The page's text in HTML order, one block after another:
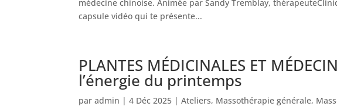
médecine chinoise. Animée par Sandy Tremblay,
capsule vidéo qui te présente...
PLANTES MÉDICINALES ET
l’énergie du printemps
paradmin |4 Déc 2025 |Ateliers, Massothérapie générale,